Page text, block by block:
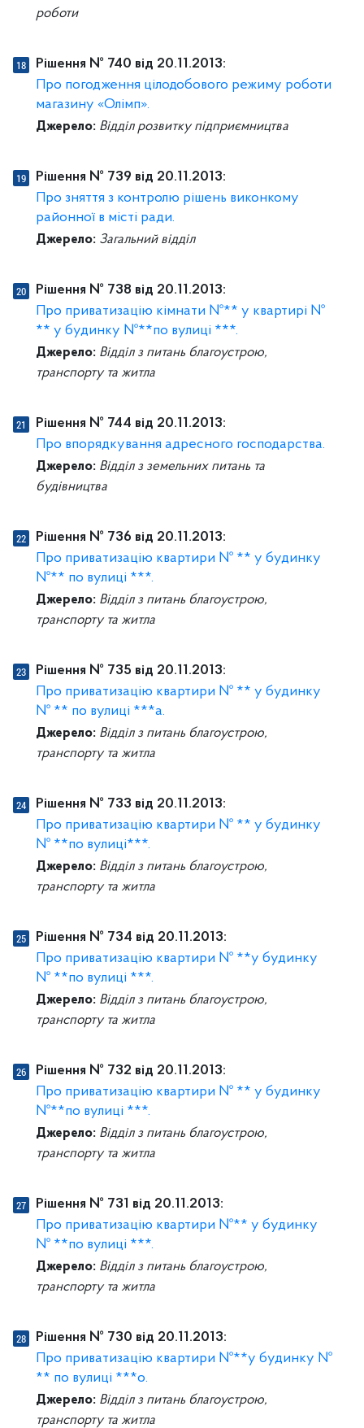
роботи
Рішення № 740 від 20.11.2013:
Про погодження цілодобового режиму роботи
магазину «Олімп».
Джерело: Відділ розвитку підприємництва
Рішення № 739 від 20.11.2013:
Про зняття з контролю рішень виконкому
районної в місті ради.
Джерело: Загальний відділ
Рішення № 738 від 20.11.2013:
Про приватизацію кімнати №** у квартирі №
** у будинку №**по вулиці ***.
Джерело: Відділ з питань благоустрою,
транспорту та житла
Рішення № 744 від 20.11.2013:
Про впорядкування адресного господарства.
Джерело: Відділ з земельних питань та
будівництва
Рішення № 736 від 20.11.2013:
Про приватизацію квартири № ** у будинку
№** по вулиці ***.
Джерело: Відділ з питань благоустрою,
транспорту та житла
Рішення № 735 від 20.11.2013:
Про приватизацію квартири № ** у будинку
№ ** по вулиці ***а.
Джерело: Відділ з питань благоустрою,
транспорту та житла
Рішення № 733 від 20.11.2013:
Про приватизацію квартири № ** у будинку
№ **по вулиці***.
Джерело: Відділ з питань благоустрою,
транспорту та житла
Рішення № 734 від 20.11.2013:
Про приватизацію квартири № **у будинку
№ **по вулиці ***.
Джерело: Відділ з питань благоустрою,
транспорту та житла
Рішення № 732 від 20.11.2013:
Про приватизацію квартири № ** у будинку
№**по вулиці ***.
Джерело: Відділ з питань благоустрою,
транспорту та житла
Рішення № 731 від 20.11.2013:
Про приватизацію квартири №** у будинку
№ **по вулиці ***.
Джерело: Відділ з питань благоустрою,
транспорту та житла
Рішення № 730 від 20.11.2013:
Про приватизацію квартири №**у будинку №
** по вулиці ***о.
Джерело: Відділ з питань благоустрою,
транспорту та житла